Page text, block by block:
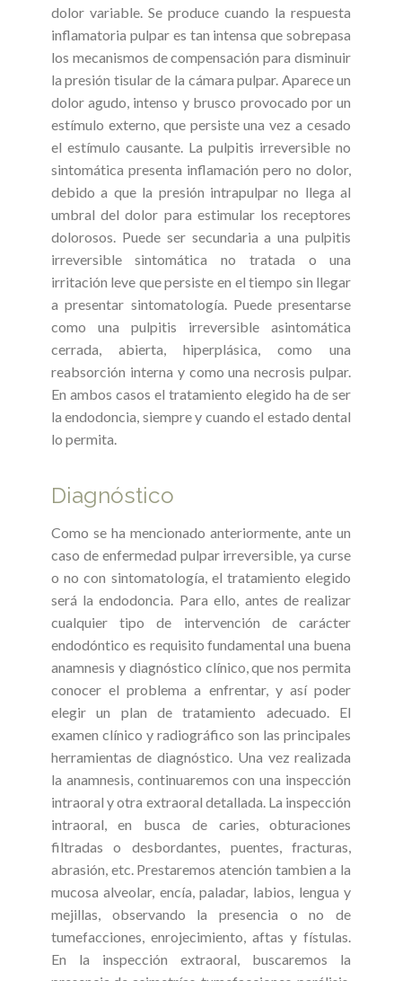
dolor variable. Se produce cuando la respuesta
inflamatoria pulpar es tan intensa que sobrepasa
los mecanismos de compensación para disminuir
la presión tisular de la cámara pulpar. Aparece un
dolor agudo, intenso y brusco provocado por un
estímulo externo, que persiste una vez a cesado
el estímulo causante. La pulpitis irreversible no
sintomática presenta inflamación pero no dolor,
debido a que la presión intrapulpar no llega al
umbral del dolor para estimular los receptores
dolorosos. Puede ser secundaria a una pulpitis
irreversible sintomática no tratada o una
irritación leve que persiste en el tiempo sin llegar
a presentar sintomatología. Puede presentarse
como una pulpitis irreversible asintomática
cerrada, abierta, hiperplásica, como una
reabsorción interna y como una necrosis pulpar.
En ambos casos el tratamiento elegido ha de ser
la endodoncia, siempre y cuando el estado dental
lo permita.
Diagnóstico
Como se ha mencionado anteriormente, ante un
caso de enfermedad pulpar irreversible, ya curse
o no con sintomatología, el tratamiento elegido
será la endodoncia. Para ello, antes de realizar
cualquier tipo de intervención de carácter
endodóntico es requisito fundamental una buena
anamnesis y diagnóstico clínico, que nos permita
conocer el problema a enfrentar, y así poder
elegir un plan de tratamiento adecuado. El
examen clínico y radiográfico son las principales
herramientas de diagnóstico. Una vez realizada
la anamnesis, continuaremos con una inspección
intraoral y otra extraoral detallada. La inspección
intraoral, en busca de caries, obturaciones
filtradas o desbordantes, puentes, fracturas,
abrasión, etc. Prestaremos atención tambien a la
mucosa alveolar, encía, paladar, labios, lengua y
mejillas, observando la presencia o no de
tumefacciones, enrojecimiento, aftas y fístulas.
En la inspección extraoral, buscaremos la